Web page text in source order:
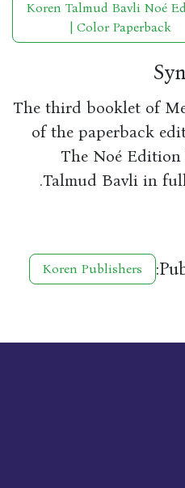
Koren Talmud Bavli Noé
| Color Paperback
The third booklet of
of the paperback
The Noé Edition
Talmud Bavli in
Koren Publishers